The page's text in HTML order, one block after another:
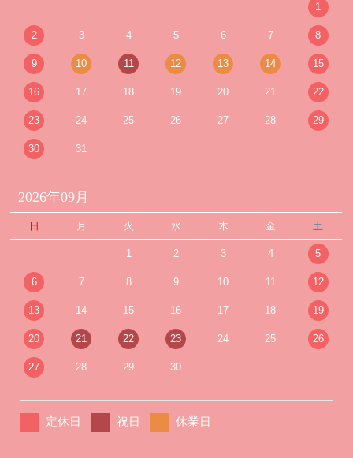
1
2 3 4 5 6 7 8
9 10 11 12 13 14 15
16 17 18 19 20 21 22
23 24 25 26 27 28 29
30 31
2026年09月
日 月 火 水 木 金 土
1 2 3 4 5
6 7 8 9 10 11 12
13 14 15 16 17 18 19
20 21 22 23 24 25 26
27 28 29 30
定休日 祝日 休業日